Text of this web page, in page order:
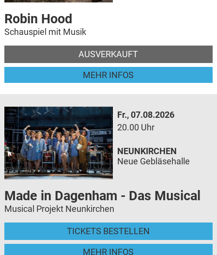
Robin Hood
Schauspiel mit Musik
AUSVERKAUFT
MEHR INFOS
Fr., 07.08.2026
20.00 Uhr
Made in Dagenham - Das Musical
Musical Projekt Neunkirchen
TICKETS BESTELLEN
MEHR INFOS
NEUNKIRCHEN
Neue Gebläsehalle